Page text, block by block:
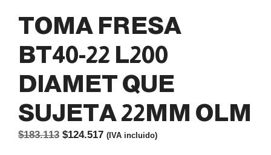
TOMA FRESA
BT40-22 L200
DIAMET QUE
SUJETA 22MM OLM
$183.113 El
$124.517El(IVA incluido)